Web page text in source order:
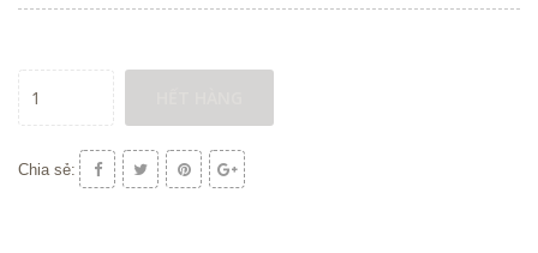
Chia sẻ: